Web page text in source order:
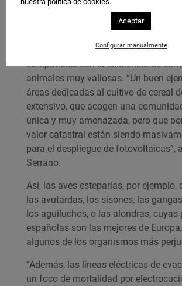
Los científicos recuerdan que
también en sistemas productivos
compatibles con la existencia de
animales muy valiosas. “Un buen
áreas dedicadas al cultivo de cereal
extensivo, que acogen una
única y muy amenazada, pero que
valor catastral están siendo
para el despliegue de fotovoltaicas”,
Serrano.
Así, las aves esteparias, por ejemplo,
las avutardas, los sisones, las
los aguiluchos, o las alondras, cuyas
españolas son las mejores de
algunos de los organismos más
“Además, las líneas eléctricas de
un foco de mortalidad por
Aceptar
Configurar manualmente